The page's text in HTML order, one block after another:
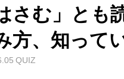
はさむ」と
方、知って
QUIZ